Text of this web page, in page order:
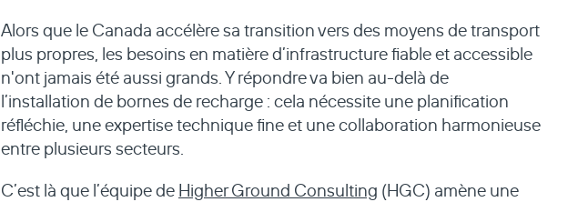
Alors que le Canada accélère sa transition vers des moyens de transport
plus propres, les besoins en matière d’infrastructure fiable et accessible
n'ont jamais été aussi grands. Y répondre va bien au-delà de
l’installation de bornes de recharge : cela nécessite une planification
réfléchie, une expertise technique fine et une collaboration harmonieuse
entre plusieurs secteurs.
C’est là que l’équipe de Higher Ground Consulting (HGC) amène une